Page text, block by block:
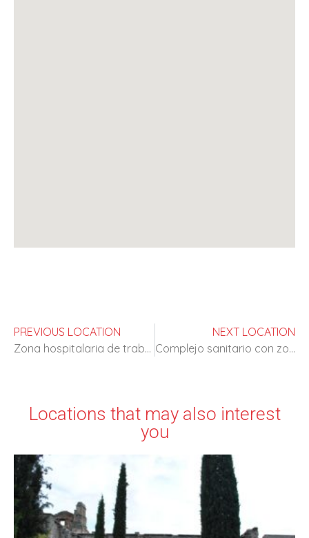
PREVIOUS LOCATION
Zona hospitalaria de trabajo y prácticas
NEXT LOCATION
Complejo sanitario con zonas de mínima ocupación
Locations that may also interest
you